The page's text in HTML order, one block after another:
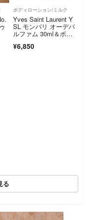
ボディローション/ミルク
Yves Saint Laurent Y
SL モンパリ オーデパ
ルファム 30ml＆ボデ
¥6,850
る